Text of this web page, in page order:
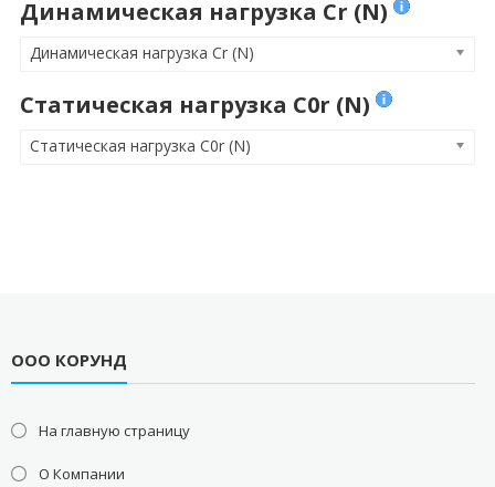
Динамическая нагрузка Cr (N)
Динамическая нагрузка Cr (N)
Статическая нагрузка C0r (N)
Статическая нагрузка C0r (N)
ООО КОРУНД
На главную страницу
О Компании